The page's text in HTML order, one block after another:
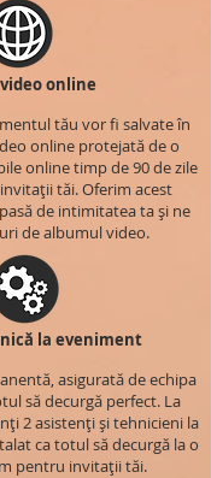
online
tău vor fi salvate în
online protejată de o
online timp de 90 de zile
tăi. Oferim acest
de intimitatea ta și ne
de albumul video.
la eveniment
asigurată de echipa
să decurgă perfect. La
2 asistenți și tehnicieni la
ca totul să decurgă la o
pentru invitații tăi.